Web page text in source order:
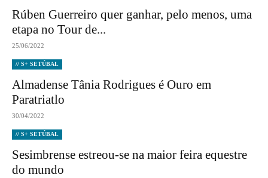
Rúben Guerreiro quer ganhar, pelo menos, uma
etapa no Tour de...
25/06/2022
// S+ SETÚBAL
Almadense Tânia Rodrigues é Ouro em
Paratriatlo
30/04/2022
// S+ SETÚBAL
Sesimbrense estreou-se na maior feira equestre
do mundo